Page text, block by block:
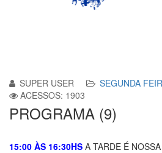
SUPER USER SEGUNDA
ACESSOS: 1903
PROGRAMA (9)
15:00 ÀS 16:30HS A TARDE É